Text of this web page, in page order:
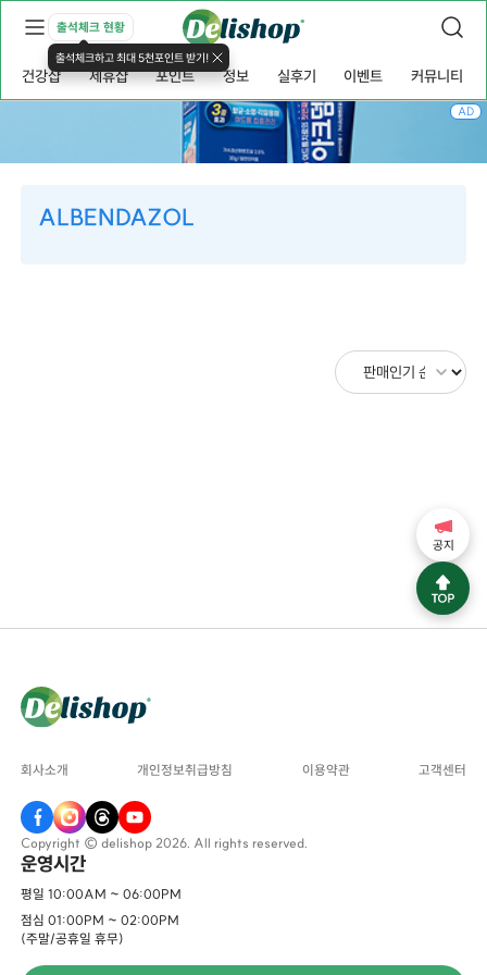
출석체크 현황
출석체크하고 최대 5천포인트 받기!
건강샵 제휴샵 포인트 정보 실후기 이벤트 커뮤니티
ALBENDAZOL
AD
회사소개 개인정보취급방침 이용약관 고객센터
Copyright © delishop 2026. All rights reserved.
운영시간
평일 10:00AM ~ 06:00PM
점심 01:00PM ~ 02:00PM
(주말/공휴일 휴무)
공지